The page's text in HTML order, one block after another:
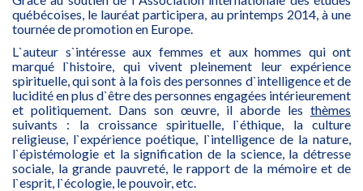
québécoises, le lauréat participera, au printemps 2014, à une
tournée de promotion en Europe.
L`auteur s`intéresse aux femmes et aux hommes qui ont
marqué l`histoire, qui vivent pleinement leur expérience
spirituelle, qui sont à la fois des personnes d`intelligence et de
lucidité en plus d`être des personnes engagées intérieurement
et politiquement. Dans son œuvre, il aborde les thèmes
suivants : la croissance spirituelle, l`éthique, la culture
religieuse, l`expérience poétique, l`intelligence de la nature,
l`épistémologie et la signification de la science, la détresse
sociale, la grande pauvreté, le rapport de la mémoire et de
l`esprit, l`écologie, le pouvoir, etc.